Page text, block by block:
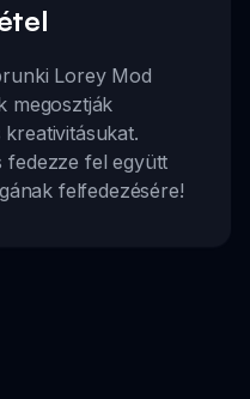
Lorey Mod
megosztják
fedezze fel együtt
felfedezésére!